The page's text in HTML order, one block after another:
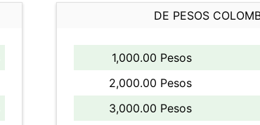
DE PESOS
1,000.00 Pesos
2,000.00 Pesos
3,000.00 Pesos